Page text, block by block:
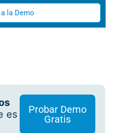
la Demo
es
Probar Demo
Gratis